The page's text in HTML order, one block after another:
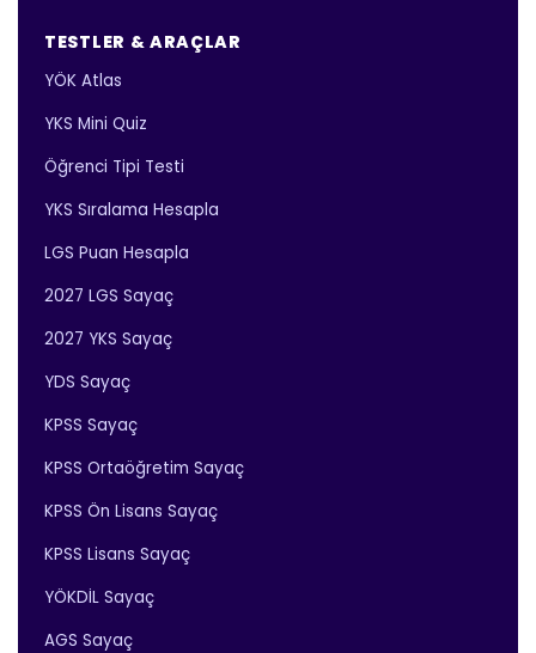
TESTLER & ARAÇLAR
YÖK Atlas
YKS Mini Quiz
Öğrenci Tipi Testi
YKS Sıralama Hesapla
LGS Puan Hesapla
2027 LGS Sayaç
2027 YKS Sayaç
YDS Sayaç
KPSS Sayaç
KPSS Ortaöğretim Sayaç
KPSS Ön Lisans Sayaç
KPSS Lisans Sayaç
YÖKDİL Sayaç
AGS Sayaç